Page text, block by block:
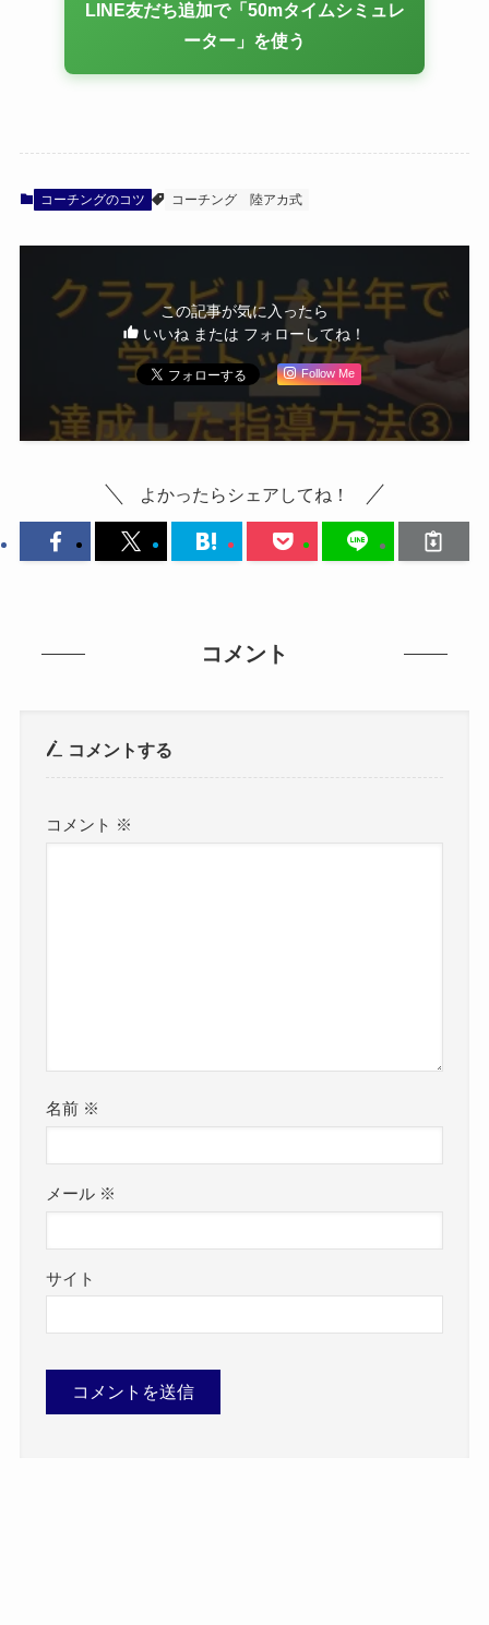
LINE友だち追加で「50mタイムシミュレ
ーター」を使う
コーチングのコツ コーチング 陸アカ式
この記事が気に入ったら
いいね または フォローしてね！
Follow Me
よかったらシェアしてね！
コメント
コメントする
コメント ※
名前 ※
メール ※
サイト